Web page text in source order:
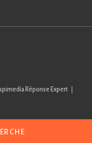
Réponse Expert